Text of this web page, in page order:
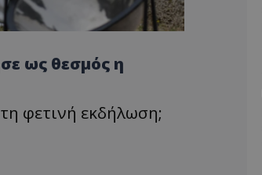
ως θεσμός η
φετινή εκδήλωση;